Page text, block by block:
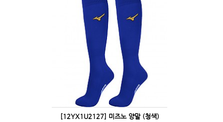
[12YX1U2127] 미즈노 양말 (청색)